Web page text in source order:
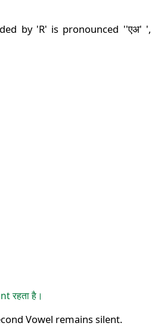
by 'R' is pronounced
रहता है।
Vowel remains silent.